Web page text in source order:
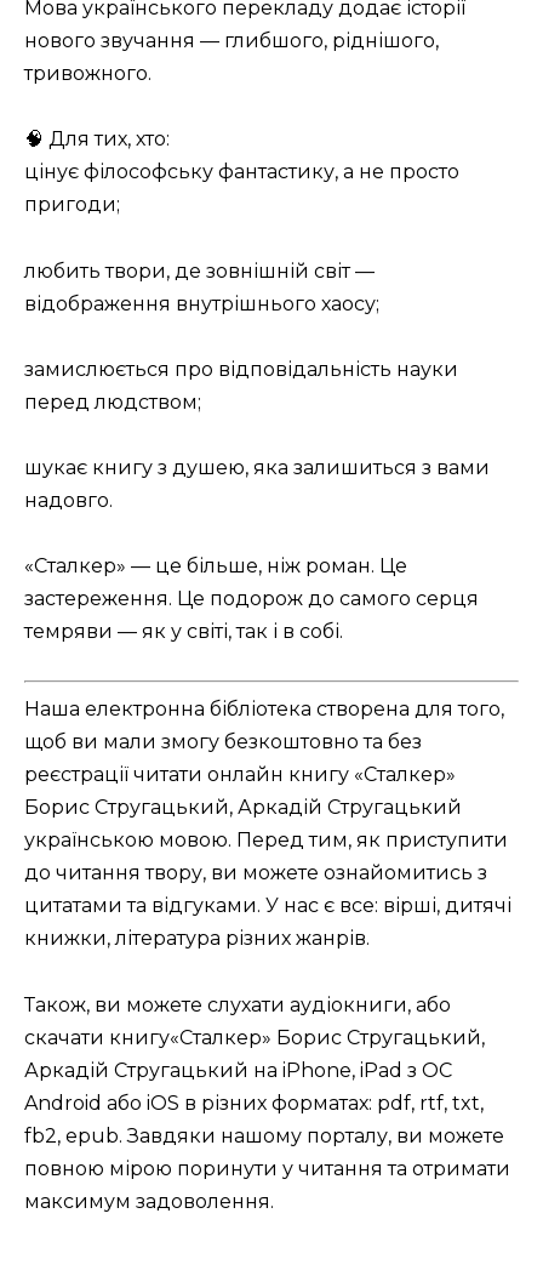
Мова українського перекладу додає історії
нового звучання — глибшого, ріднішого,
тривожного.
🧠 Для тих, хто:
цінує філософську фантастику, а не просто
пригоди;
любить твори, де зовнішній світ —
відображення внутрішнього хаосу;
замислюється про відповідальність науки
перед людством;
шукає книгу з душею, яка залишиться з вами
надовго.
«Сталкер» — це більше, ніж роман. Це
застереження. Це подорож до самого серця
темряви — як у світі, так і в собі.
Наша електронна бібліотека створена для того,
щоб ви мали змогу безкоштовно та без
реєстрації читати онлайн книгу «Сталкер»
Борис Стругацький, Аркадій Стругацький
українською мовою. Перед тим, як приступити
до читання твору, ви можете ознайомитись з
цитатами та відгуками. У нас є все: вірші, дитячі
книжки, література різних жанрів.
Також, ви можете слухати аудіокниги, або
скачати книгу«Сталкер» Борис Стругацький,
Аркадій Стругацький на iPhone, iPad з ОС
Android або iOS в різних форматах: pdf, rtf, txt,
fb2, epub. Завдяки нашому порталу, ви можете
повною мірою поринути у читання та отримати
максимум задоволення.